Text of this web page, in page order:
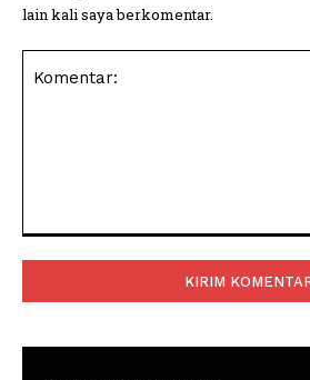
lain kali saya berkomentar.